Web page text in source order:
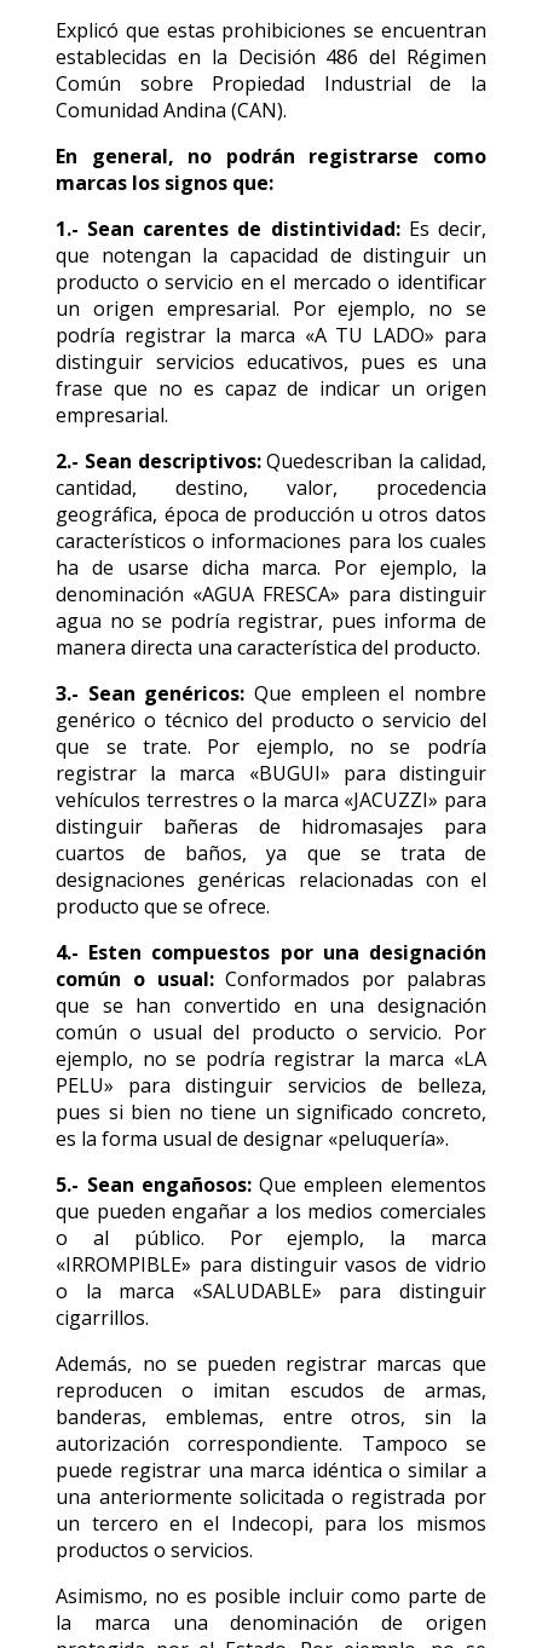
Explicó que estas prohibiciones se encuentran
establecidas en la Decisión 486 del Régimen
Común sobre Propiedad Industrial de la
Comunidad Andina (CAN).
En general, no podrán registrarse como
marcas los signos que:
1.- Sean carentes de distintividad: Es decir,
que notengan la capacidad de distinguir un
producto o servicio en el mercado o identificar
un origen empresarial. Por ejemplo, no se
podría registrar la marca «A TU LADO» para
distinguir servicios educativos, pues es una
frase que no es capaz de indicar un origen
empresarial.
2.- Sean descriptivos:Quedescriban la calidad,
cantidad, destino, valor, procedencia
geográfica, época de producción u otros datos
característicos o informaciones para los cuales
ha de usarse dicha marca. Por ejemplo, la
denominación «AGUA FRESCA» para distinguir
agua no se podría registrar, pues informa de
manera directa una característica del producto.
3.- Sean genéricos: Que empleen el nombre
genérico o técnico del producto o servicio del
que se trate. Por ejemplo, no se podría
registrar la marca «BUGUI» para distinguir
vehículos terrestres o la marca «JACUZZI» para
distinguir bañeras de hidromasajes para
cuartos de baños, ya que se trata de
designaciones genéricas relacionadas con el
producto que se ofrece.
4.- Esten compuestos por una designación
común o usual:Conformados por palabras
que se han convertido en una designación
común o usual del producto o servicio. Por
ejemplo, no se podría registrar la marca «LA
PELU» para distinguir servicios de belleza,
pues si bien no tiene un significado concreto,
es la forma usual de designar «peluquería».
5.- Sean engañosos:Que empleen elementos
que pueden engañar a los medios comerciales
o al público. Por ejemplo, la marca
«IRROMPIBLE» para distinguir vasos de vidrio
o la marca «SALUDABLE» para distinguir
cigarrillos.
Además, no se pueden registrar marcas que
reproducen o imitan escudos de armas,
banderas, emblemas, entre otros, sin la
autorización correspondiente. Tampoco se
puede registrar una marca idéntica o similar a
una anteriormente solicitada o registrada por
un tercero en el Indecopi, para los mismos
productos o servicios.
Asimismo, no es posible incluir como parte de
la marca una denominación de origen